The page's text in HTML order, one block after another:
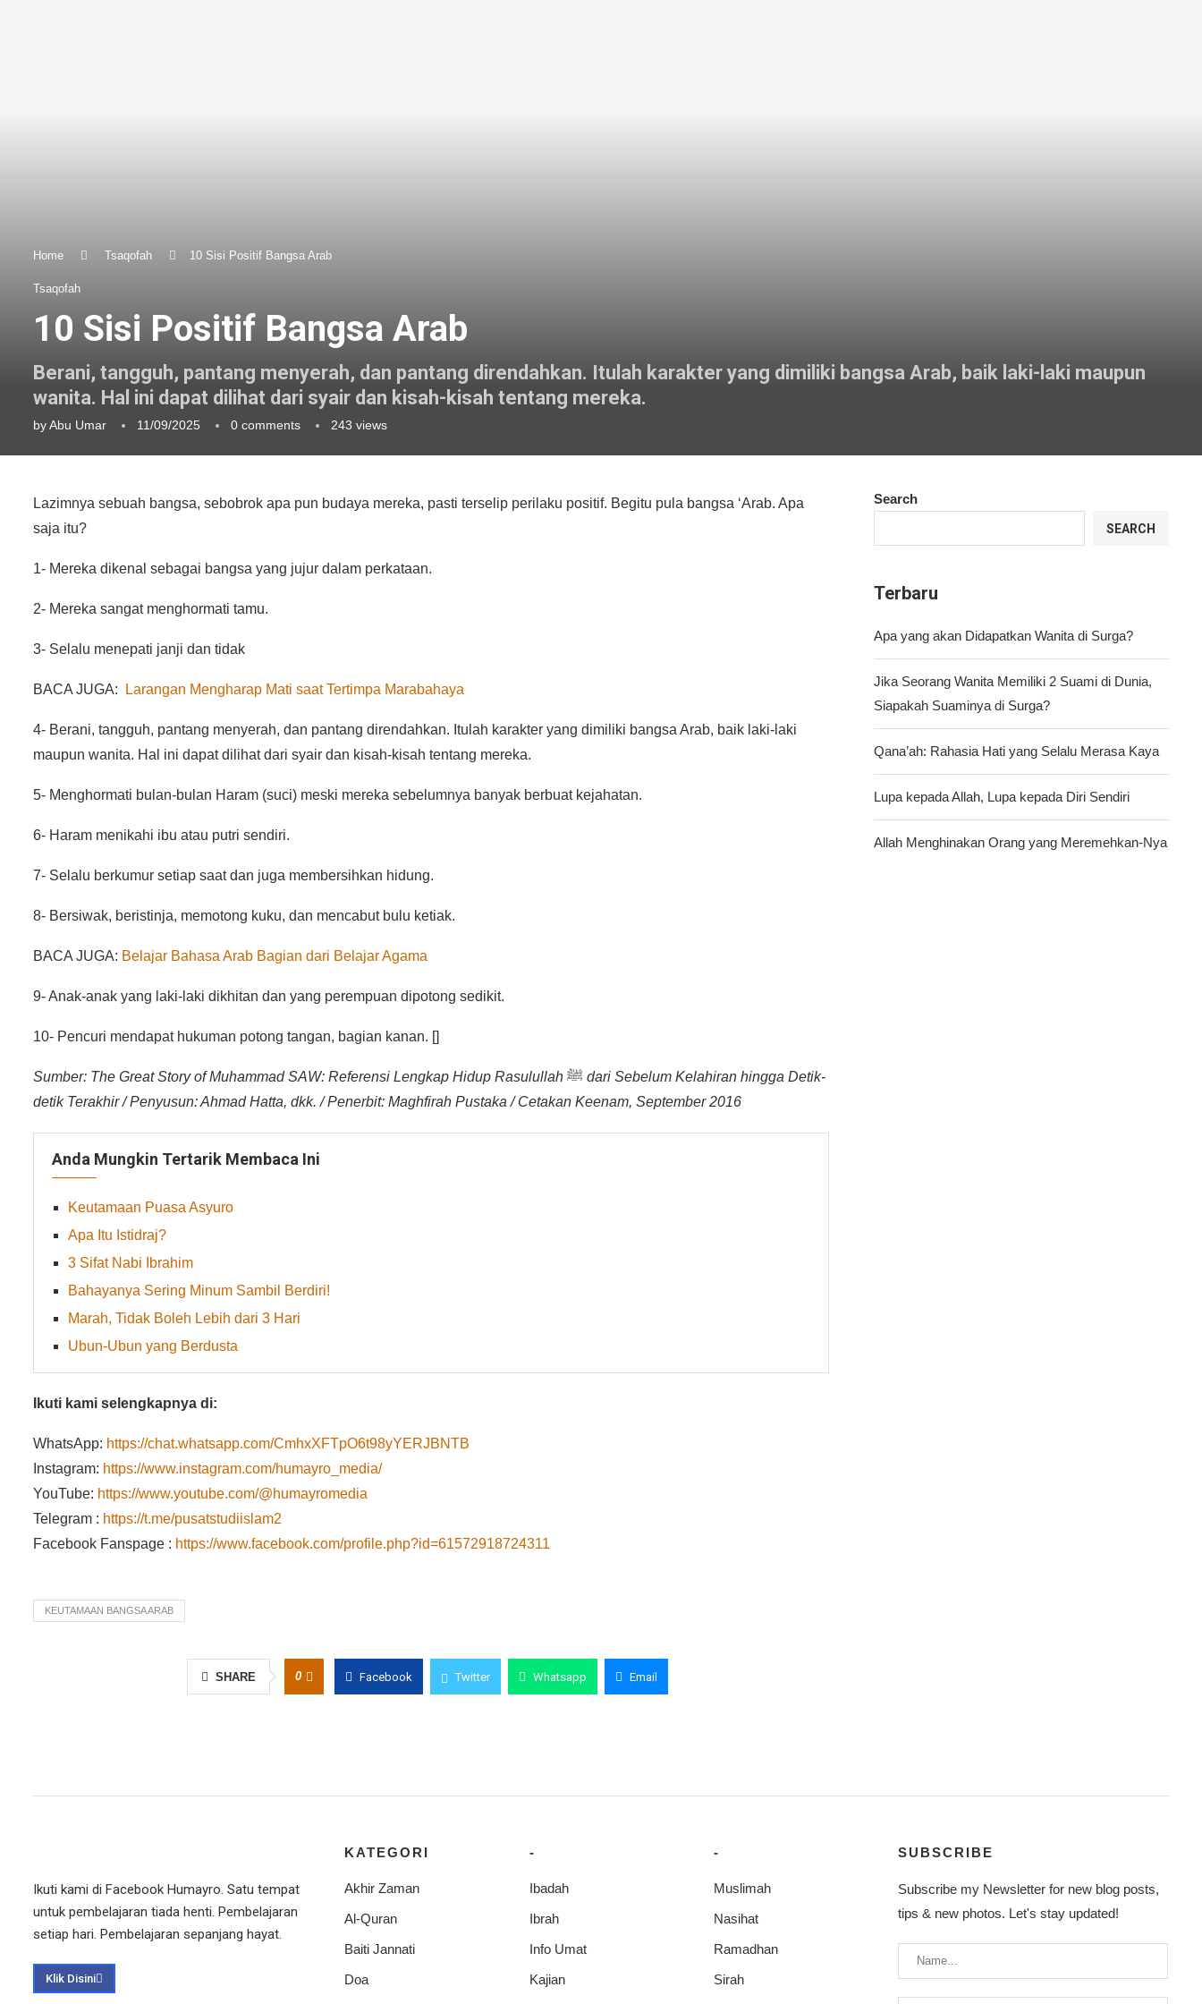
Home Tsaqofah 10 Sisi Positif Bangsa Arab
Tsaqofah
10 Sisi Positif Bangsa Arab
Berani, tangguh, pantang menyerah, dan pantang direndahkan. Itulah karakter yang dimiliki bangsa Arab, baik laki-laki maupun
wanita. Hal ini dapat dilihat dari syair dan kisah-kisah tentang mereka.
byAbu Umar 11/09/2025 0 comments 243 views
Lazimnya sebuah bangsa, sebobrok apa pun budaya mereka, pasti terselip perilaku positif. Begitu pula bangsa ‘Arab. Apa
saja itu?
1- Mereka dikenal sebagai bangsa yang jujur dalam perkataan.
2- Mereka sangat menghormati tamu.
3- Selalu menepati janji dan tidak
BACA JUGA: Larangan Mengharap Mati saat Tertimpa Marabahaya
4- Berani, tangguh, pantang menyerah, dan pantang direndahkan. Itulah karakter yang dimiliki bangsa Arab, baik laki-laki
maupun wanita. Hal ini dapat dilihat dari syair dan kisah-kisah tentang mereka.
5- Menghormati bulan-bulan Haram (suci) meski mereka sebelumnya banyak berbuat kejahatan.
6- Haram menikahi ibu atau putri sendiri.
7- Selalu berkumur setiap saat dan juga membersihkan hidung.
8- Bersiwak, beristinja, memotong kuku, dan mencabut bulu ketiak.
BACA JUGA: Belajar Bahasa Arab Bagian dari Belajar Agama
9- Anak-anak yang laki-laki dikhitan dan yang perempuan dipotong sedikit.
10- Pencuri mendapat hukuman potong tangan, bagian kanan. []
Sumber: The Great Story of Muhammad SAW: Referensi Lengkap Hidup Rasulullah
dari Sebelum Kelahiran hingga Detik-
detik Terakhir / Penyusun: Ahmad Hatta, dkk. / Penerbit: Maghfirah Pustaka / Cetakan Keenam, September 2016
Anda Mungkin Tertarik Membaca Ini
Keutamaan Puasa Asyuro
Apa Itu Istidraj?
3 Sifat Nabi Ibrahim
Bahayanya Sering Minum Sambil Berdiri!
Marah, Tidak Boleh Lebih dari 3 Hari
Ubun-Ubun yang Berdusta
Ikuti kami selengkapnya di:
WhatsApp: https://chat.whatsapp.com/CmhxXFTpO6t98yYERJBNTB
Instagram: https://www.instagram.com/humayro_media/
YouTube: https://www.youtube.com/@humayromedia
Telegram : https://t.me/pusatstudiislam2
Facebook Fanspage : https://www.facebook.com/profile.php?id=61572918724311
KEUTAMAAN BANGSA ARAB
SHARE 0 Facebook Twitter Whatsapp Email
Search
SEARCH
Terbaru
Apa yang akan Didapatkan Wanita di Surga?
Jika Seorang Wanita Memiliki 2 Suami di Dunia,
Siapakah Suaminya di Surga?
Qana’ah: Rahasia Hati yang Selalu Merasa Kaya
Lupa kepada Allah, Lupa kepada Diri Sendiri
Allah Menghinakan Orang yang Meremehkan-Nya
Ikuti kami di Facebook Humayro. Satu tempat
untuk pembelajaran tiada henti. Pembelajaran
setiap hari. Pembelajaran sepanjang hayat.
Klik Disini
KATEGORI
Akhir Zaman
Al-Quran
Baiti Jannati
Doa
-
Ibadah
Ibrah
Info Umat
Kajian
-
Muslimah
Nasihat
Ramadhan
Sirah
SUBSCRIBE
Subscribe my Newsletter for new blog posts,
tips & new photos. Let's stay updated!